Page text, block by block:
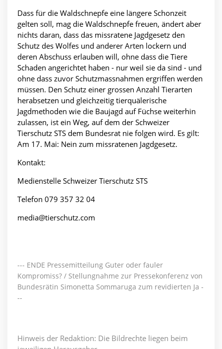
Dass für die Waldschnepfe eine längere Schonzeit
gelten soll, mag die Waldschnepfe freuen, ändert aber
nichts daran, dass das missratene Jagdgesetz den
Schutz des Wolfes und anderer Arten lockern und
deren Abschuss erlauben will, ohne dass die Tiere
Schaden angerichtet haben - nur weil sie da sind - und
ohne dass zuvor Schutzmassnahmen ergriffen werden
müssen. Den Schutz einer grossen Anzahl Tierarten
herabsetzen und gleichzeitig tierquälerische
Jagdmethoden wie die Baujagd auf Füchse weiterhin
zulassen, ist ein Weg, auf dem der Schweizer
Tierschutz STS dem Bundesrat nie folgen wird. Es gilt:
Am 17. Mai: Nein zum missratenen Jagdgesetz.
Kontakt:
Medienstelle Schweizer Tierschutz STS
Telefon 079 357 32 04
media@tierschutz.com
--- ENDE Pressemitteilung Guter oder fauler
Kompromiss? / Stellungnahme zur Pressekonferenz von
Bundesrätin Simonetta Sommaruga zum revidierten Ja -
--
Hinweis der Redaktion: Die Bildrechte liegen beim